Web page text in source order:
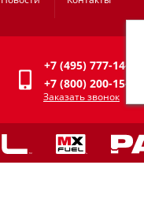
+7 (495) 777-14-94
+7 (800) 200-15-94
Заказать звонок